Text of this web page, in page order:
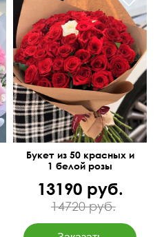
Всегда в наличии
Букет из 50 красных и
1 белой розы
13190 руб.
14720 руб.